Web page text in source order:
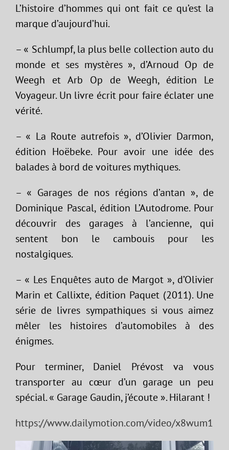
L’histoire d’hommes qui ont fait ce qu’est la
marque d’aujourd’hui.
– « Schlumpf, la plus belle collection auto du
monde et ses mystères », d’Arnoud Op de
Weegh et Arb Op de Weegh, édition Le
Voyageur. Un livre écrit pour faire éclater une
vérité.
– « La Route autrefois », d’Olivier Darmon,
édition Hoëbeke. Pour avoir une idée des
balades à bord de voitures mythiques.
– « Garages de nos régions d’antan », de
Dominique Pascal, édition L’Autodrome. Pour
découvrir des garages à l’ancienne, qui
sentent bon le cambouis pour les
nostalgiques.
– « Les Enquêtes auto de Margot », d’Olivier
Marin et Callixte, édition Paquet (2011). Une
série de livres sympathiques si vous aimez
mêler les histoires d’automobiles à des
énigmes.
Pour terminer, Daniel Prévost va vous
transporter au cœur d’un garage un peu
spécial. « Garage Gaudin, j’écoute ». Hilarant !
https://www.dailymotion.com/video/x8wum1